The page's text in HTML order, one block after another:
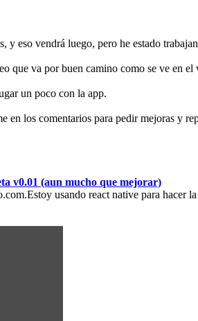
y eso vendrá luego, pero he estado
que va por buen camino como se ve en el
un poco con la app.
en los comentarios para pedir mejoras y
v0.01 (aun mucho que mejorar)
usando react native para